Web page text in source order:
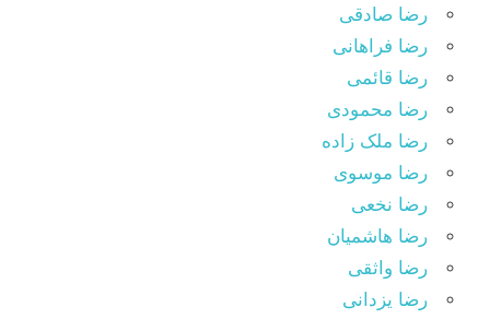
رضا صادقی
رضا فراهانی
رضا قائمی
رضا محمودی
رضا ملک زاده
رضا موسوی
رضا نخعی
رضا هاشمیان
رضا واثقی
رضا یزدانی